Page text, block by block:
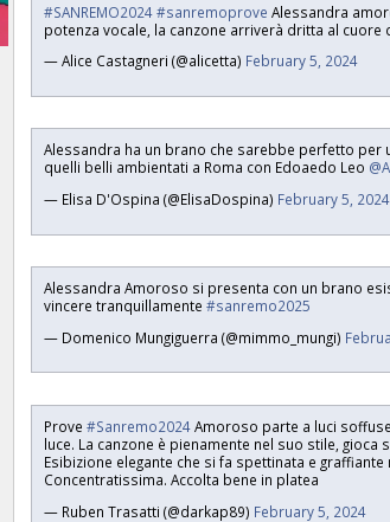
#SANREMO2024#sanremoprove Alessandra
potenza vocale, la canzone arriverà dritta al cuore
— Alice Castagneri (@alicetta) February 5, 2024
Alessandra ha un brano che sarebbe perfetto per
quelli belli ambientati a Roma con Edoaedo Leo
— Elisa D'Ospina (@ElisaDospina) February 5, 2024
Alessandra Amoroso si presenta con un brano
vincere tranquillamente#sanremo2025
— Domenico Mungiguerra (@mimmo_mungi)
Prove#Sanremo2024Amoroso parte a luci
luce. La canzone è pienamente nel suo stile, gioca
Esibizione elegante che si fa spettinata e
Concentratissima. Accolta bene in platea
— Ruben Trasatti (@darkap89) February 5, 2024